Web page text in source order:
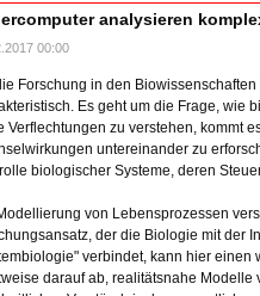
analysieren
00:00
Forschung in den
Es geht um die Frage, wie
Verflechtungen zu verstehen, kommt
untereinander zu
biologischer Systeme, deren
von Lebensprozessen
der die Biologie mit der
verbindet, kann hier
darauf ab, realitätsnahe